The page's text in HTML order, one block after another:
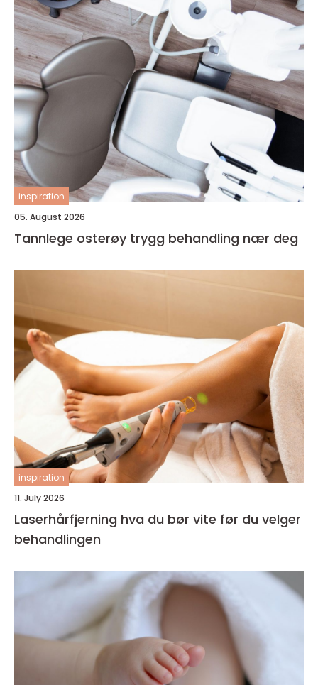
inspiration
05. August 2026
Tannlege osterøy trygg behandling nær deg
inspiration
11. July 2026
Laserhårfjerning hva du bør vite før du velger
behandlingen